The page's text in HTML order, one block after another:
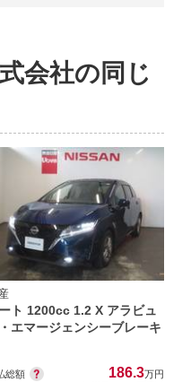
会社の同じ
ト 1200cc 1.2 X アラビュ
エマージェンシーブレーキ
総額 186.3万円